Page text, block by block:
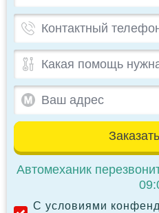
С условиями
Автомеханик